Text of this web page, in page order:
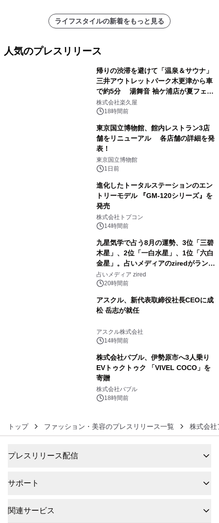
ライフスタイルの新着をもっと見る
人気のプレスリリース
帰りの渋滞を避けて「温泉＆サウナ」
三井アウトレットパーク木更津から車
で約5分 湯舞音 袖ケ浦店が夏フェア
メニューを提供
株式会社楽久屋
18時間前
東京国立博物館、館内レストラン3店
舗をリニューアル 各店舗の詳細を発
表！
東京国立博物館
1日前
進化したトータルステーションのエン
トリーモデル 『GM-120シリーズ』を
発売
株式会社トプコン
14時間前
九星気学で占う8月の運勢、3位「三碧
木星」、2位「一白水星」、1位「六白
金星」。占いメディアのziredがランキ
ングを発表
占いメディア zired
20時間前
アスクル、新代表取締役社長CEOに成
松 岳志が就任
アスクル株式会社
14時間前
株式会社バブル、伊勢原市へ3人乗り
EVトゥクトゥク 「VIVEL COCO」を
寄贈
株式会社バブル
18時間前
トップ ファッション・美容のプレスリリース一覧 株式会社
プレスリリース配信
サポート
関連サービス